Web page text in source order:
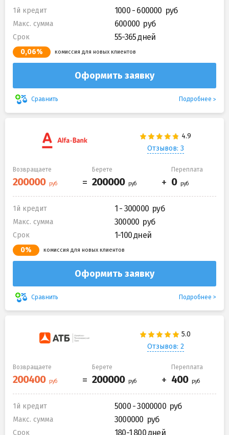
1й кредит 1000 - 600000
Макс. сумма 600000
Срок 55-365 дней
0,06% комиссия для новых клиентов
Оформить заявку
Сравнить Подробнее
Отзывов: 3
Возвращаете Берете Переплата
1й кредит 1 - 300000
Макс. сумма 300000
Срок 1-100 дней
0% комиссия для новых клиентов
Оформить заявку
Сравнить Подробнее
Отзывов: 2
Возвращаете Берете Переплата
1й кредит 5000 - 3000000
Макс. сумма 3000000
Срок 180-1 800 дней